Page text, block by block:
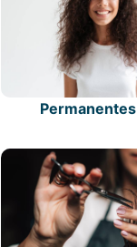
Permanentes